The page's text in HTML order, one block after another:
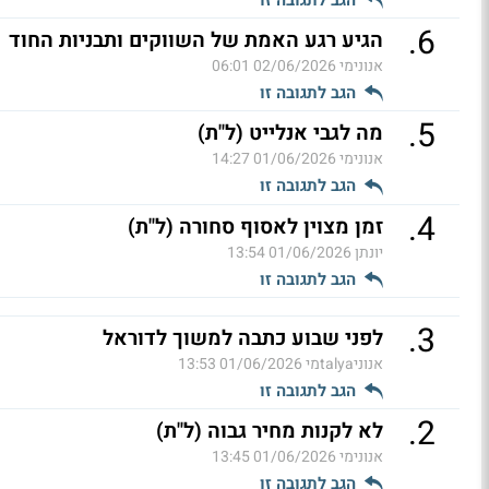
6
. הגיע רגע האמת של השווקים ותבניות החוד
אנונימי02/06/2026 06:01
הגב לתגובה זו
5
. מה לגבי אנלייט (ל"ת)
אנונימי01/06/2026 14:27
הגב לתגובה זו
4
. זמן מצוין לאסוף סחורה (ל"ת)
יונתן01/06/2026 13:54
הגב לתגובה זו
3
. לפני שבוע כתבה למשוך לדוראל
אנוניtalyaמי 01/06/2026 13:53
הגב לתגובה זו
2
. לא לקנות מחיר גבוה (ל"ת)
אנונימי01/06/2026 13:45
הגב לתגובה זו